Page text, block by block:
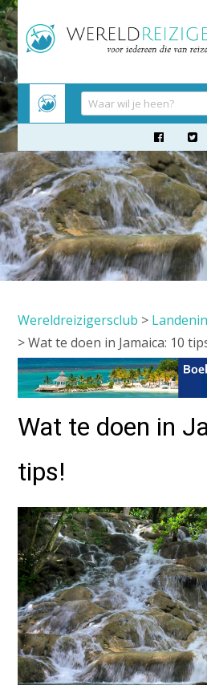
Meteen
naar
inhoud
 
Wereldreizigersclub >
>Wat te doen in Jamaica: 10
Wat te doen in
tips!